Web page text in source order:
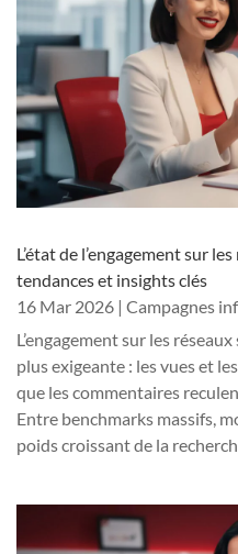
L’état de l’engagement sur
tendances et insights clés
16 Mar 2026 | Campagnes
L’engagement sur les
plus exigeante : les vues et
que les commentaires
Entre benchmarks massifs,
poids croissant de la